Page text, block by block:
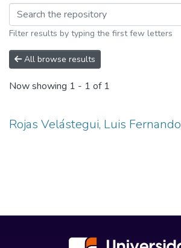
Filter results by typing the first few letters
All browse results
Now showing 1 - 1 of 1
Rojas Velástegui, Luis Fernando